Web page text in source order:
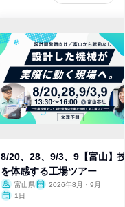
8/20、28、9/3、9【富山】
を体感する工場ツアー
富山県
2026年8月・9月
1日